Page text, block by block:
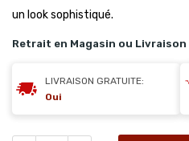
un look sophistiqué.
Retrait en Magasin ou Livraison
LIVRAISON GRATUITE:
Oui